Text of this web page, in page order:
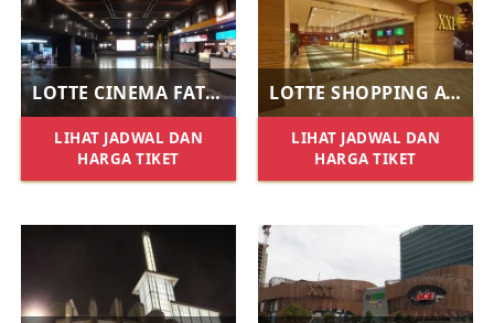
LOTTE CINEMA FATMAWATI
LIHAT JADWAL DAN
HARGA TIKET
LOTTE SHOPPING AVENUE XXI
LIHAT JADWAL DAN
HARGA TIKET